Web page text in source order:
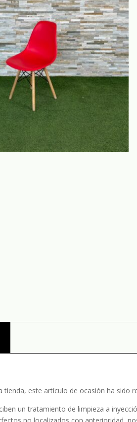
este artículo de ocasión ha sido
un tratamiento de limpieza a